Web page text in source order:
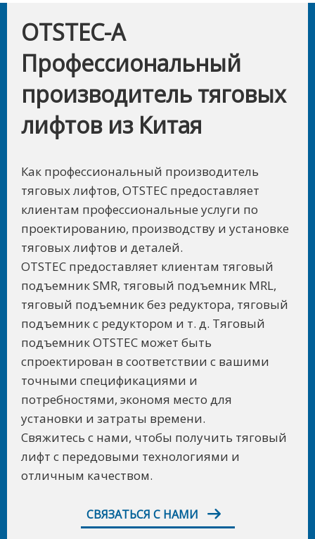
OTSTEC-A
Профессиональный
производитель тяговых
лифтов из Китая
Как профессиональный производитель
тяговых лифтов, OTSTEC предоставляет
клиентам профессиональные услуги по
проектированию, производству и установке
тяговых лифтов и деталей.
OTSTEC предоставляет клиентам тяговый
подъемник SMR, тяговый подъемник MRL,
тяговый подъемник без редуктора, тяговый
подъемник с редуктором и т. д. Тяговый
подъемник OTSTEC может быть
спроектирован в соответствии с вашими
точными спецификациями и
потребностями, экономя место для
установки и затраты времени.
Свяжитесь с нами, чтобы получить тяговый
лифт с передовыми технологиями и
отличным качеством.
СВЯЗАТЬСЯ С НАМИ